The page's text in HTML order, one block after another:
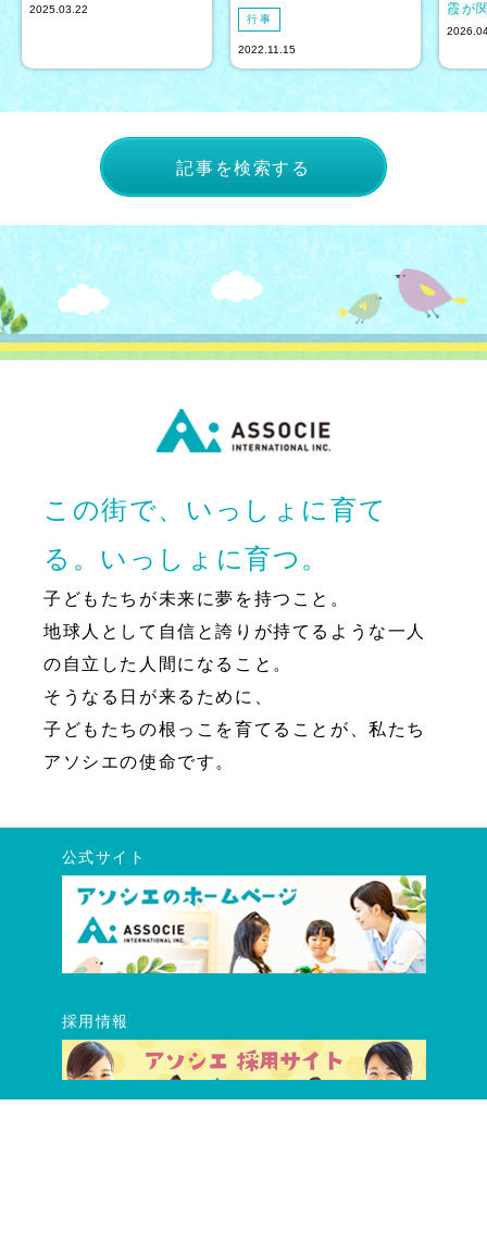
2025.03.22
行事
2022.11.15
霞が
記事を検索する
この街で、いっしょに育て
る。いっしょに育つ。
子どもたちが未来に夢を持つこと。
地球人として自信と誇りが持てるような一人
の自立した人間になること。
そうなる日が来るために、
子どもたちの根っこを育てることが、私たち
アソシエの使命です。
公式サイト
採用情報